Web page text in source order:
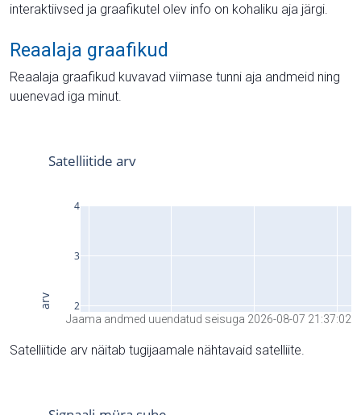
interaktiivsed ja graafikutel olev info on kohaliku aja järgi.
Reaalaja graafikud
Reaalaja graafikud kuvavad viimase tunni aja andmeid ning
uuenevad iga minut.
Jaama andmed uuendatud seisuga 2026-08-07 21:37:02
Satelliitide arv näitab tugijaamale nähtavaid satelliite.